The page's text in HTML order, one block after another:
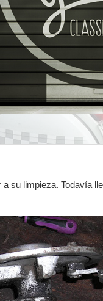
su limpieza. Todavía